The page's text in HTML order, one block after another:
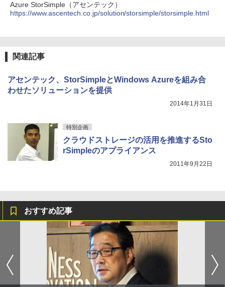
Azure StorSimple（アセンテック）
https://www.ascentech.co.jp/solution/storsimple/storsimple.html
関連記事
アセンテック、StorSimpleとWindows Azureを組み合
わせたソリューションを提供
2014年1月31日
特別企画
クラウドストレージの活用を推進するSto
rSimpleのアプライアンス
2011年9月22日
おすすめ記事